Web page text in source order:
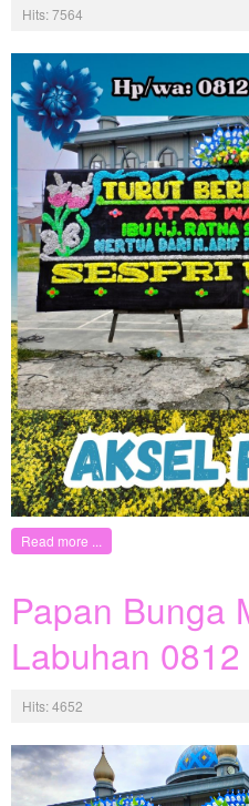
Hits: 7564
Read more ...
Papan Bunga
Labuhan
Hits: 4652